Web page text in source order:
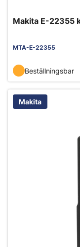
Makita E-22355
MTA-E-22355
Beställningsbar
Makita